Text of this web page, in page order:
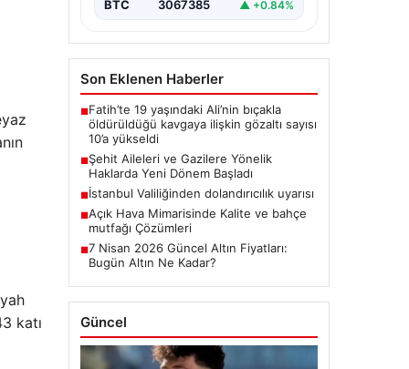
katı
BTC 3067385 ▲ +0.84%
Son Eklenen Haberler
■Fatih’te 19 yaşındaki Ali’nin bıçakla
öldürüldüğü kavgaya ilişkin gözaltı sayısı
10’a yükseldi
■Şehit Aileleri ve Gazilere Yönelik
Haklarda Yeni Dönem Başladı
■İstanbul Valiliğinden dolandırıcılık uyarısı
■Açık Hava Mimarisinde Kalite ve bahçe
mutfağı Çözümleri
■7 Nisan 2026 Güncel Altın Fiyatları:
Bugün Altın Ne Kadar?
Güncel